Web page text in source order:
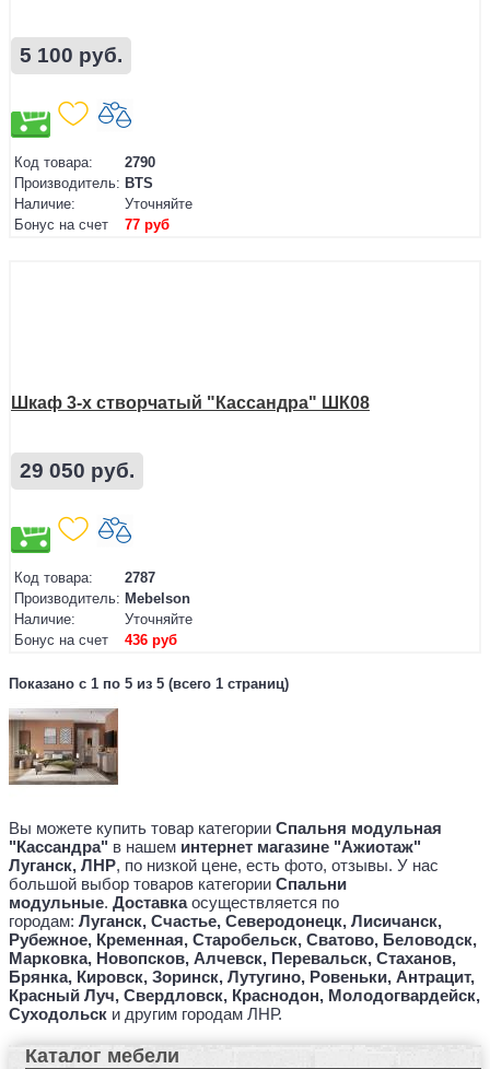
5 100 руб.
Код товара:
2790
Производитель: BTS
Наличие:
Уточняйте
Бонус на счет
77 руб
Шкаф 3-х створчатый "Кассандра" ШК08
29 050 руб.
Код товара:
2787
Производитель: Mebelson
Наличие:
Уточняйте
Бонус на счет
436 руб
Показано с 1 по 5 из 5 (всего 1 страниц)
Вы можете купить товар категории Спальня модульная
"Кассандра" в нашем интернет магазине "Ажиотаж"
Луганск, ЛНР, по низкой цене, есть фото, отзывы. У нас
большой выбор товаров категории Спальни
модульные. Доставкаосуществляется по
городам: Луганск, Счастье, Северодонецк, Лисичанск,
Рубежное, Кременная, Старобельск, Сватово, Беловодск,
Марковка, Новопсков, Алчевск, Перевальск, Стаханов,
Брянка, Кировск, Зоринск, Лутугино, Ровеньки, Антрацит,
Красный Луч, Свердловск, Краснодон, Молодогвардейск,
Суходольск и другим городам ЛНР.
Каталог мебели